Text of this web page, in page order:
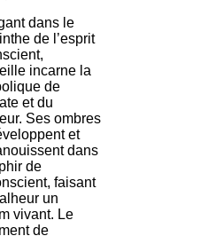
dans le
de l’esprit
incarne la
de
et du
Ses ombres
et
dans
de
faisant
un
vivant. Le
de